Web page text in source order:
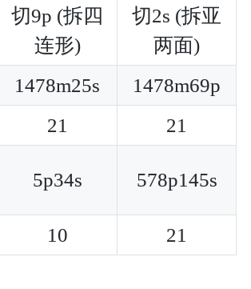
切9p (拆四
连形)
切2s (拆亚
两面)
1478m25s
1478m69p
21
21
5p34s 578p145s
10 21